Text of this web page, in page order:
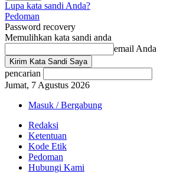
Lupa kata sandi Anda?
Pedoman
Password recovery
Memulihkan kata sandi anda
email Anda
pencarian
Jumat, 7 Agustus 2026
Masuk / Bergabung
Redaksi
Ketentuan
Kode Etik
Pedoman
Hubungi Kami